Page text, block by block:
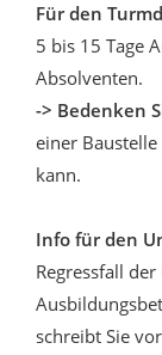
Für den
5 bis 15 Tage
Absolventen.
-> Bedenken
einer
kann.
Info für den
Regressfall
schreibt Sie